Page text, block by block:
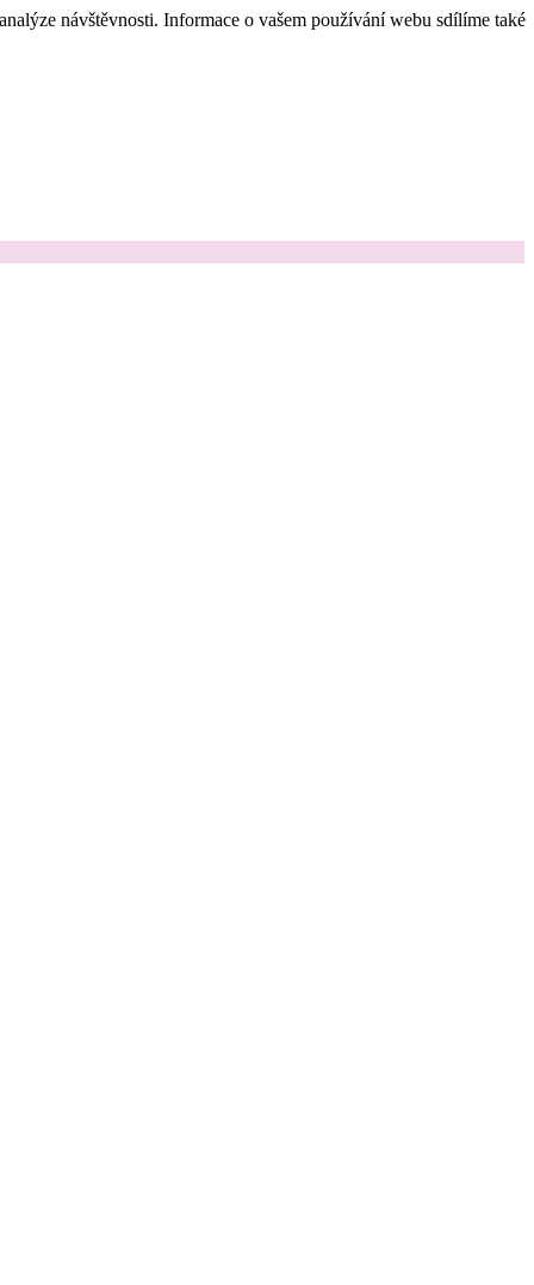
návštěvnosti. Informace o vašem používání webu sdílíme také